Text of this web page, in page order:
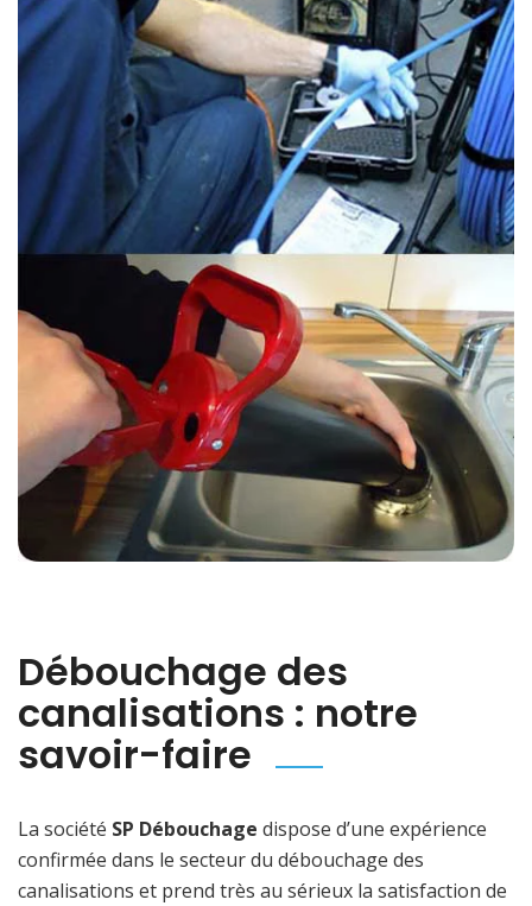
Débouchage des
canalisations : notre
savoir-faire
La société SP Débouchage dispose d’une expérience
confirmée dans le secteur du débouchage des
canalisations et prend très au sérieux la satisfaction de